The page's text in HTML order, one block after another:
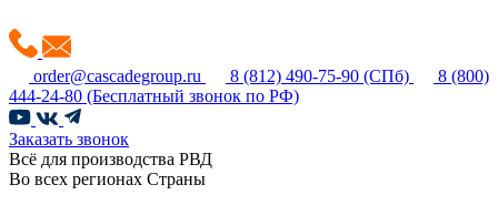
order@cascadegroup.ru 8 (812) 490-75-90 (СПб)
8 (800)
444-24-80 (Бесплатный звонок по РФ)
Заказать звонок
Всё для производства РВД
Во всех регионах Страны